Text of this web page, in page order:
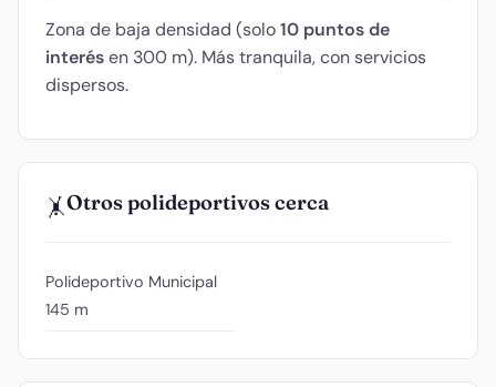
Zona de baja densidad (solo10 puntos de
interésen 300 m). Más tranquila, con servicios
dispersos.
🤸Otros polideportivos cerca
Polideportivo Municipal
145 m